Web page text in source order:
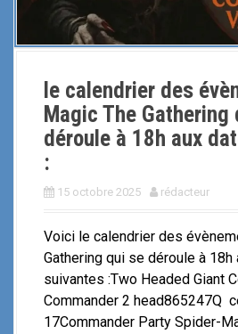
le calendrier des
Magic The Gathering
déroule à 18h aux
:
15 octobre 2025 rédacteur
Voici le calendrier des
Gathering qui se déroule à 18h
suivantes :Two Headed Giant
Commander 2 head865247Q
17Commander Party Spider-